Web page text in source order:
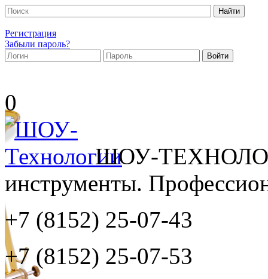
Регистрация
Забыли пароль?
0
ШОУ-
инструменты.
+7 (8152) 25-07-43
+7 (8152) 25-07-53